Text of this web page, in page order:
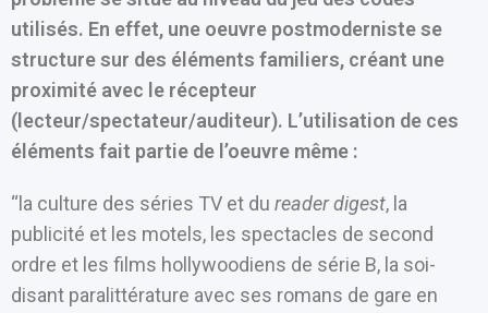
utilisés. En effet, une oeuvre postmoderniste se
structure sur des éléments familiers, créant une
proximité avec le récepteur
(lecteur/spectateur/auditeur). L’utilisation de ces
éléments fait partie de l’oeuvre même :
“la culture des séries TV et du reader digest, la
publicité et les motels, les spectacles de second
ordre et les films hollywoodiens de série B, la soi-
disant paralittérature avec ses romans de gare en